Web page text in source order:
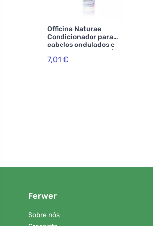
Officina Naturae
Condicionador para
cabelos ondulados e
encaracolados BIO (150
ml)
7,01 €
Ferwer
Sobre nós